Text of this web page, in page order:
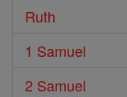
Ruth
1 Samuel
2 Samuel